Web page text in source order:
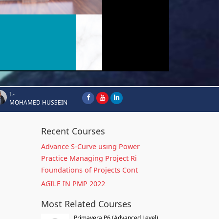
I.-
MOHAMED HUSSEIN
Recent Courses
Advance S-Curve using Power
Practice Managing Project Ri
Foundations of Projects Cont
AGILE IN PMP 2022
Most Related Courses